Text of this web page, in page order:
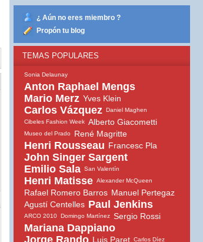
¿ Aún no eres miembro ?
Propón tu blog
TEMAS POPULARES
Sonia Delaunay
Anton Raphael Mengs
Mario Merz Yves Klein
Carlos Vázquez Daniel Maghen
Cibeles Fashion Week Alberto Giacometti
Museo del Prado René Magritte
Henri Rousseau Francesc Pla
John Singer Sargent
Emilio Sala San Valentín
Henri Matisse Alexander McQueen
Rafael Romero Barros Manuel Pertegaz
Agustí Centelles Paul Jenkins
ARCO 2010 Domingo Martínez Sergio Rossi
Mariana Dappiano
Jorge Rando Luis Paret Carlos Díez